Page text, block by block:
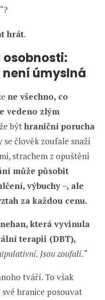
hrát.
úmyslná
ne všechno, co
vedeno zlým
býthraniční porucha
se člověk zoufale snaží
strachem z opuštění
může působit
výbuchy –, ale
za každou cenu.
která vyvinula
terapii (DBT),
Jsou zoufalí.“
tváří. To však
hranice posouvat